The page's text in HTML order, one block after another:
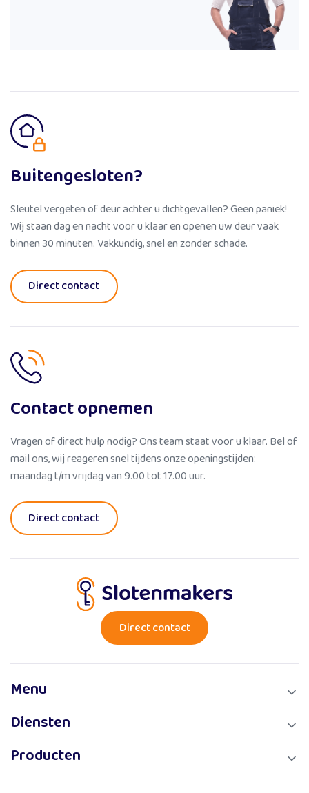
Buitengesloten?
Sleutel vergeten of deur achter u dichtgevallen? Geen paniek!
Wij staan dag en nacht voor u klaar en openen uw deur vaak
binnen 30 minuten. Vakkundig, snel en zonder schade.
Direct contact
Contact opnemen
Vragen of direct hulp nodig? Ons team staat voor u klaar. Bel of
mail ons, wij reageren snel tijdens onze openingstijden:
maandag t/m vrijdag van 9.00 tot 17.00 uur.
Direct contact
Direct contact
Menu
Over ons
Diensten
Diensten
Buitengesloten
Producten